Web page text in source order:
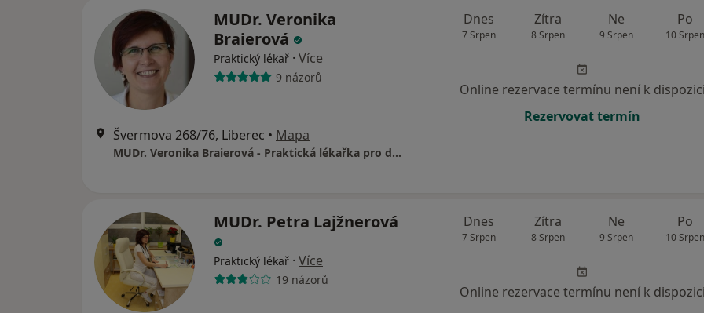
MUDr. Veronika
Braierová
Praktický lékař · Více
9 názorů
Švermova 268/76, Liberec • Mapa
MUDr. Veronika Braierová - Praktická lékařka pro dospělé
Dnes
7 Srpen
Zítra
8 Srpen
Ne
9 Srpen
Po
10 Srpen
Online rezervace termínu není k dispozici
Rezervovat termín
MUDr. Petra Lajžnerová
Praktický lékař · Více
19 názorů
Dnes
7 Srpen
Zítra
8 Srpen
Ne
9 Srpen
Po
10 Srpen
Online rezervace termínu není k dispozici